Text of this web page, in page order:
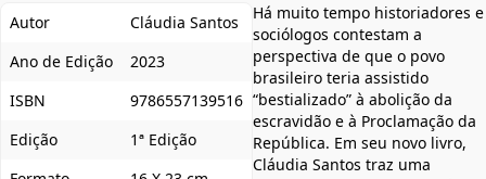
Autor
Cláudia Santos
Ano de Edição
2023
ISBN
9786557139516
Edição
1ª Edição
Há muito tempo historiadores e
sociólogos contestam a
perspectiva de que o povo
brasileiro teria assistido
“bestializado” à abolição da
escravidão e à Proclamação da
República. Em seu novo livro,
Cláudia Santos traz uma